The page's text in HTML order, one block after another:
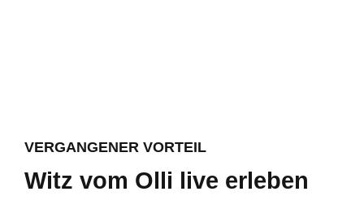
VERGANGENER VORTEIL
Witz vom Olli live erleben